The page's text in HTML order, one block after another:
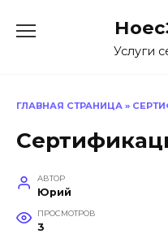
Услуги
ГЛАВНАЯ СТРАНИЦА »
АВТОР
Юрий
ПРОСМОТРОВ
3